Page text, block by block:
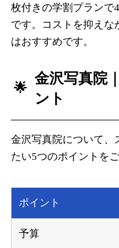
枚付きの学割プランで
です。コストを抑えな
はおすすめです。
金沢写真院
ント
金沢写真院について、
たい5つのポイントを
ポイント
予算